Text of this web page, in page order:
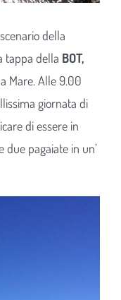
della
tappa della BOT,
Mare. Alle 9.00
giornata di
di essere in
pagaiate in un’